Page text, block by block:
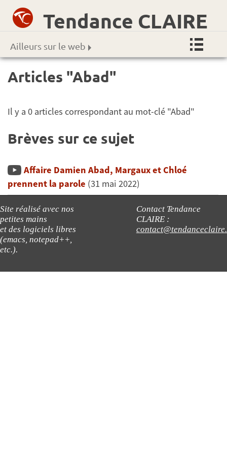
Tendance CLAIRE
Ailleurs sur le web
Articles "Abad"
Il y a 0 articles correspondant au mot-clé "Abad"
Brèves sur ce sujet
Affaire Damien Abad, Margaux et Chloé
prennent la parole (31 mai 2022)
Site réalisé avec nos
petites mains
et des logiciels libres
(emacs, notepad++,
etc.).
Contact Tendance
CLAIRE :